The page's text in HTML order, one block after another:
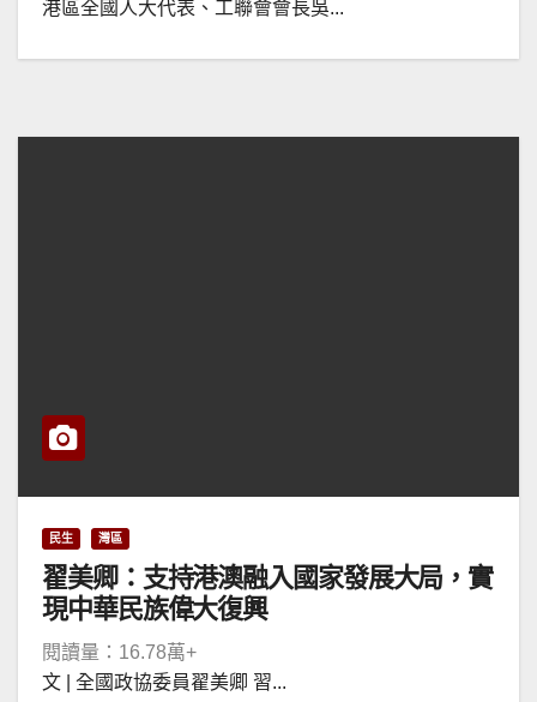
港區全國人大代表、工聯會會長吳...
民生 灣區
翟美卿：支持港澳融入國家發展大局，實
現中華民族偉大復興
閱讀量：16.78萬+
文 | 全國政協委員翟美卿 習...